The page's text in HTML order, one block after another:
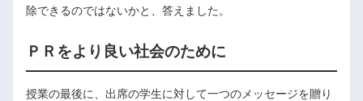
除できるのではないかと、答えました。
ＰＲをより良い社会のために
授業の最後に、出席の学生に対して一つのメッセージを贈り